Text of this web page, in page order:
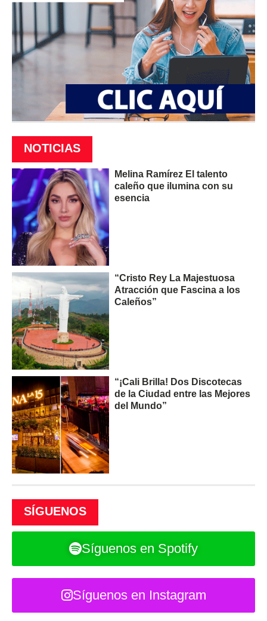
NOTICIAS
Melina Ramírez El talento
caleño que ilumina con su
esencia
“Cristo Rey La Majestuosa
Atracción que Fascina a los
Caleños”
“¡Cali Brilla! Dos Discotecas
de la Ciudad entre las Mejores
del Mundo”
SÍGUENOS
Síguenos en Spotify
Síguenos en Instagram